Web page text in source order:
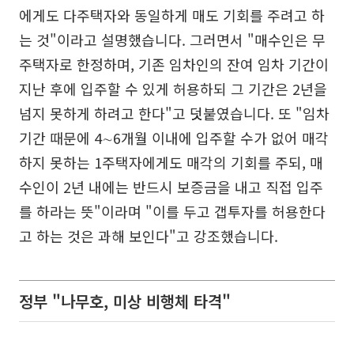
에게도 다주택자와 동일하게 매도 기회를 주려고 하
는 것"이라고 설명했습니다. 그러면서 "매수인은 무
주택자로 한정하며, 기존 임차인의 잔여 임차 기간이
지난 후에 입주할 수 있게 허용하되 그 기간은 2년을
넘지 못하게 하려고 한다"고 덧붙였습니다. 또 "임차
기간 때문에 4∼6개월 이내에 입주할 수가 없어 매각
하지 못하는 1주택자에게도 매각의 기회를 주되, 매
수인이 2년 내에는 반드시 보증금을 내고 직접 입주
를 하라는 뜻"이라며 "이를 두고 갭투자를 허용한다
고 하는 것은 과해 보인다"고 강조했습니다.
정부 "나무호, 미상 비행체 타격"